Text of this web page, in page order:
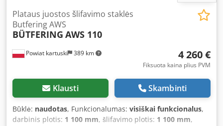
Powiat kartuski 389 km
Plataus juostos šlifavimo staklės
Butfering AWS
BÜTFERING AWS 110
4 260 €
Fiksuota kaina plius PVM
Klausti Skambinti
Būklė: naudotas, Funkcionalumas: visiškai funkcionalus,
darbinis plotis: 1 100 mm, šlifavimo plotis: 1 100 mm,